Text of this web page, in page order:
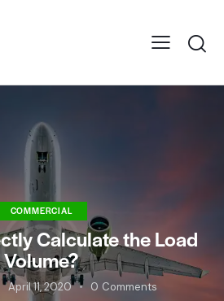
COMMERCIAL
Calculate the Load
Volume?
April 11, 2020 0 Comments